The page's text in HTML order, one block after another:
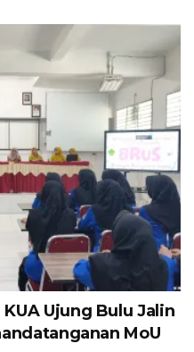
Ujung Bulu Jalin
MoU